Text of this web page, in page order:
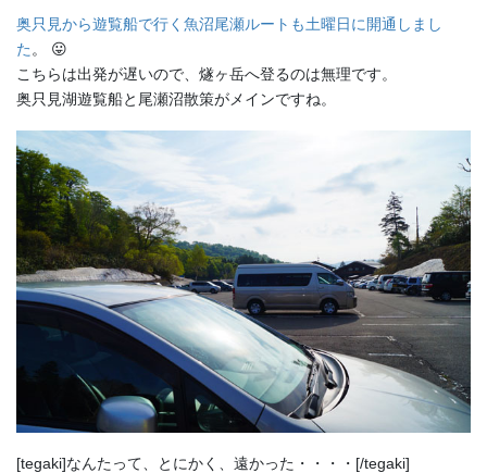
奥只見から遊覧船で行く魚沼尾瀬ルートも土曜日に開通しまし
た。 😛
こちらは出発が遅いので、燧ヶ岳へ登るのは無理です。
奥只見湖遊覧船と尾瀬沼散策がメインですね。
[tegaki]なんたって、とにかく、遠かった・・・・[/tegaki]